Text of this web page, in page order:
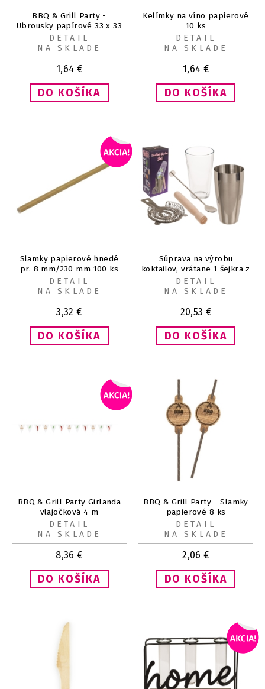
BBQ & Grill Party -
Ubrousky papírové 33 x 33
cm 16 ks
1,64 €
DETAIL
NA SKLADE
Kelímky na víno papierové
10 ks
1,64 €
DETAIL
NA SKLADE
Slamky papierové hnedé
pr. 8 mm/230 mm 100 ks
3,32 €
DETAIL
NA SKLADE
Súprava na výrobu
koktailov, vrátane 1 šejkra z
nerezovej ocele
20,53 €
DETAIL
NA SKLADE
BBQ & Grill Party Girlanda
vlajočková 4 m
8,36 €
DETAIL
NA SKLADE
BBQ & Grill Party - Slamky
papierové 8 ks
2,06 €
DETAIL
NA SKLADE